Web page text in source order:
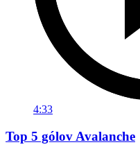
4:33
Top 5 gólov Avalanche